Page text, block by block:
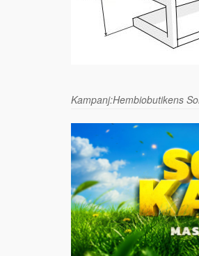
Kampanj:Hembiobutikens